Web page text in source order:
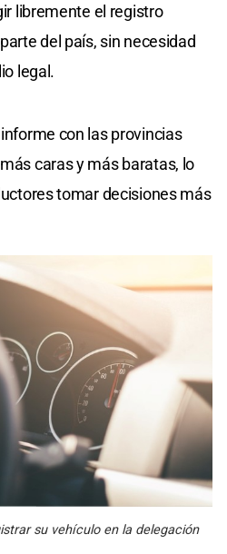
libremente el registro
del país, sin necesidad
legal.
con las provincias
caras y más baratas, lo
tomar decisiones más
su vehículo en la delegación